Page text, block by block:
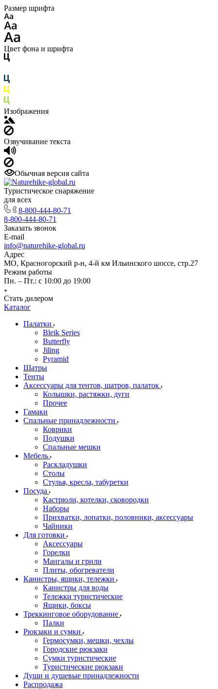
Размер шрифта
Цвет фона и шрифта
Изображения
Озвучивание текста
Обычная версия сайта
Туристическое снаряжение
для всех
8-800-444-80-71
8-800-444-80-71
Заказать звонок
E-mail
info@naturehike-global.ru
Адрес
МО, Красногорский р-н, 4-й км Ильинского шоссе, стр.27
Режим работы
Пн. – Пт.: с 10:00 до 19:00
Стать дилером
Каталог
Палатки
Bleik Series
Butterfly
Jiling
Pyramid
Шатры
Тенты
Аксессуары для тентов, шатров, палаток
Колышки, растяжки, дуги
Прочее
Гамаки
Спальные принадлежности
Коврики
Подушки
Спальные мешки
Мебель
Раскладушки
Столы
Стулья, кресла, табуретки
Посуда
Кастрюли, котелки, сковородки
Наборы
Прихватки, лопатки, половники, аксессуары
Чайники
Для готовки
Аксессуары
Горелки
Мангалы и грили
Плиты, обогреватели
Канистры, ящики, тележки
Канистры для воды
Тележки туристические
Ящики, боксы
Треккинговое оборудование
Палки
Рюкзаки и сумки
Гермосумки, мешки, чехлы
Городские рюкзаки
Сумки туристические
Туристические рюкзаки
Души и душевые принадлежности
Распродажа